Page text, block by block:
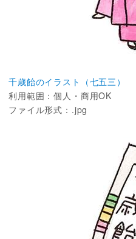
千歳飴のイラスト（七五三）
利用範囲：個人・商用OK
ファイル形式：.jpg